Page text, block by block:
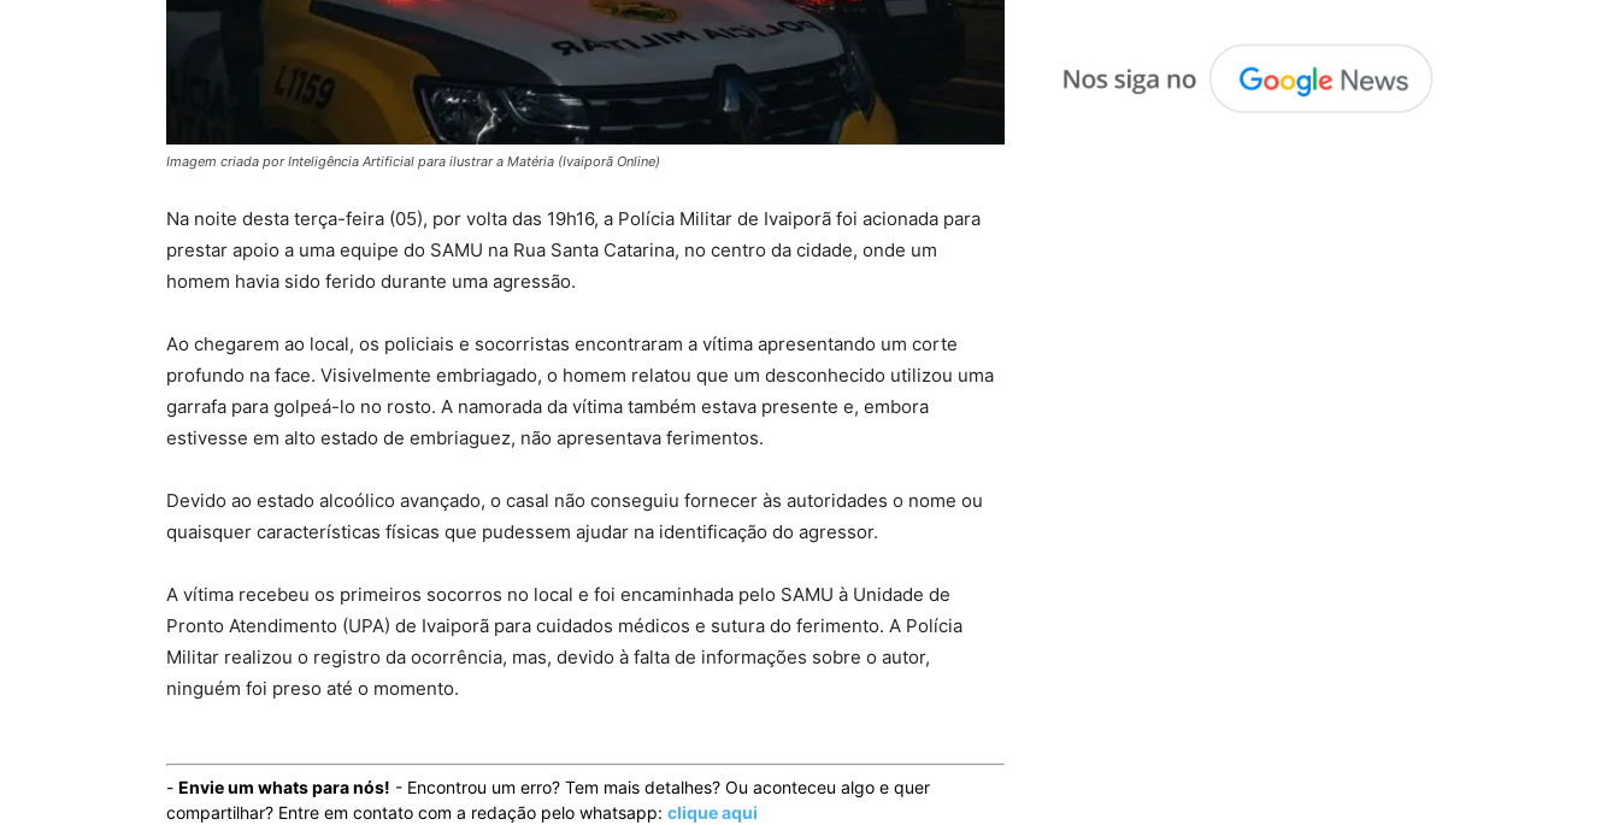
Imagem criada por Inteligência Artificial para ilustrar a Matéria (Ivaiporã Online)
Na noite desta terça-feira (05), por volta das 19h16, a Polícia Militar de Ivaiporã foi acionada para
prestar apoio a uma equipe do SAMU na Rua Santa Catarina, no centro da cidade, onde um
homem havia sido ferido durante uma agressão.
Ao chegarem ao local, os policiais e socorristas encontraram a vítima apresentando um corte
profundo na face. Visivelmente embriagado, o homem relatou que um desconhecido utilizou uma
garrafa para golpeá-lo no rosto. A namorada da vítima também estava presente e, embora
estivesse em alto estado de embriaguez, não apresentava ferimentos.
Devido ao estado alcoólico avançado, o casal não conseguiu fornecer às autoridades o nome ou
quaisquer características físicas que pudessem ajudar na identificação do agressor.
A vítima recebeu os primeiros socorros no local e foi encaminhada pelo SAMU à Unidade de
Pronto Atendimento (UPA) de Ivaiporã para cuidados médicos e sutura do ferimento. A Polícia
Militar realizou o registro da ocorrência, mas, devido à falta de informações sobre o autor,
ninguém foi preso até o momento.
- Envie um whats para nós! - Encontrou um erro? Tem mais detalhes? Ou aconteceu algo e quer
compartilhar? Entre em contato com a redação pelo whatsapp: clique aqui